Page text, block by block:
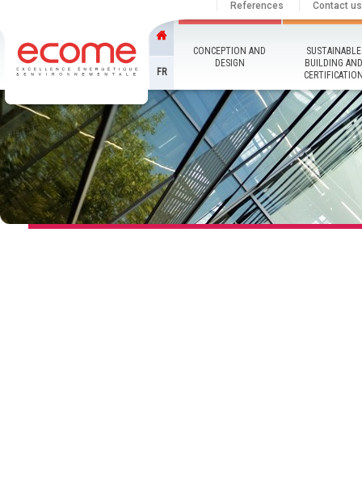
References Contact us
FR
CONCEPTION AND
DESIGN
SUSTAINABLE
BUILDING